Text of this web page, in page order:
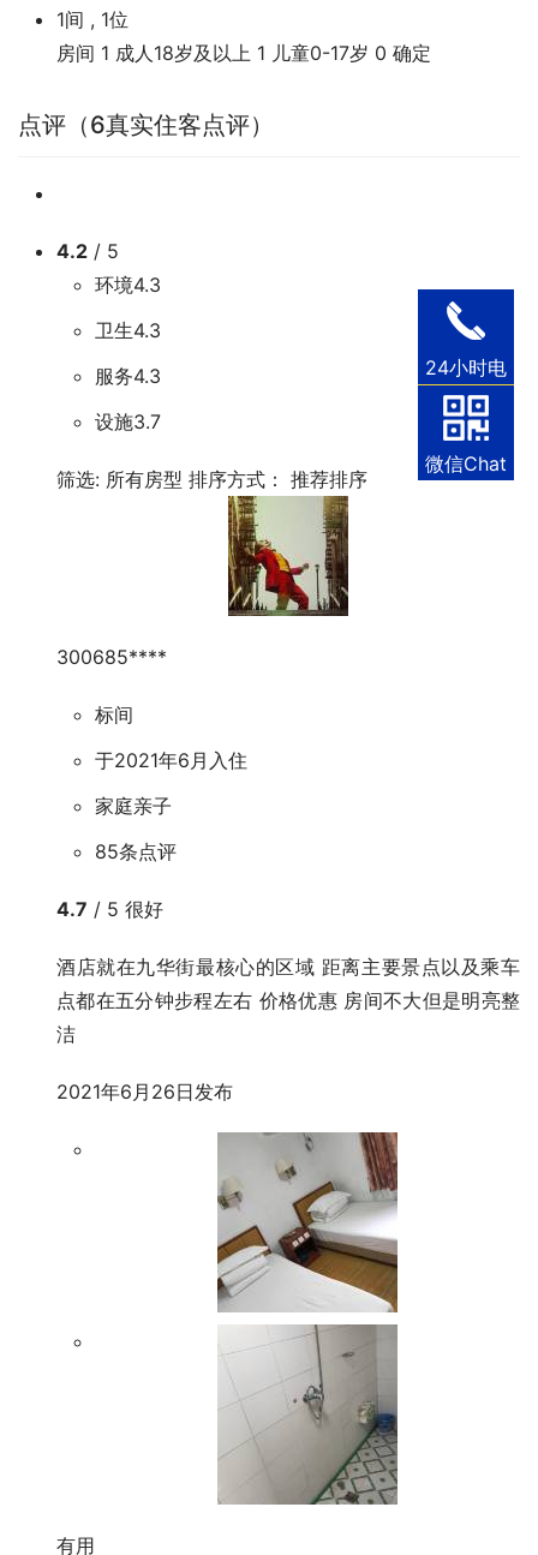
1间 , 1位
房间 1 成人18岁及以上 1 儿童0-17岁 0 确定
点评（6真实住客点评）
4.2 / 5
环境4.3
卫生4.3
服务4.3
设施3.7
筛选: 所有房型 排序方式： 推荐排序
300685****
标间
于2021年6月入住
家庭亲子
85条点评
4.7 / 5 很好
酒店就在九华街最核心的区域 距离主要景点以及乘车
点都在五分钟步程左右 价格优惠 房间不大但是明亮整
洁
2021年6月26日发布
有用
24小时电
话
微信Chat